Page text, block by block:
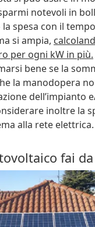
notevoli in
spesa con il
si ampia,
per ogni kW in più.
bene se la
la manodopera
dell’impianto
inoltre la
alla rete elettrica.
fai